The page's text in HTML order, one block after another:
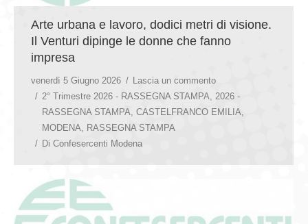
Arte urbana e lavoro, dodici metri di visione.
Il Venturi dipinge le donne che fanno
impresa
venerdì 5 Giugno 2026
Lascia un commento
2° Trimestre 2026 - RASSEGNA STAMPA
2026 -
RASSEGNA STAMPA CASTELFRANCO EMILIA
MODENA
RASSEGNA STAMPA
Di Confesercenti Modena